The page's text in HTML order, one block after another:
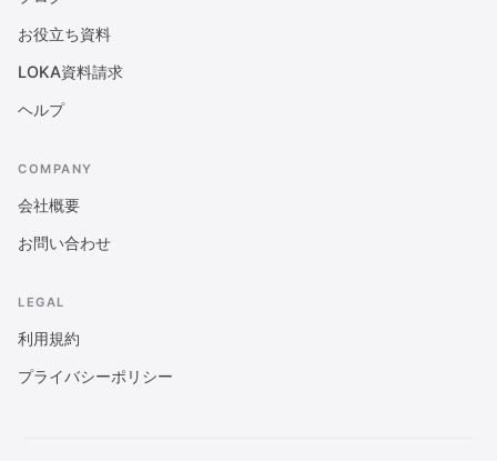
お役立ち資料
LOKA資料請求
ヘルプ
COMPANY
会社概要
お問い合わせ
LEGAL
利用規約
プライバシーポリシー